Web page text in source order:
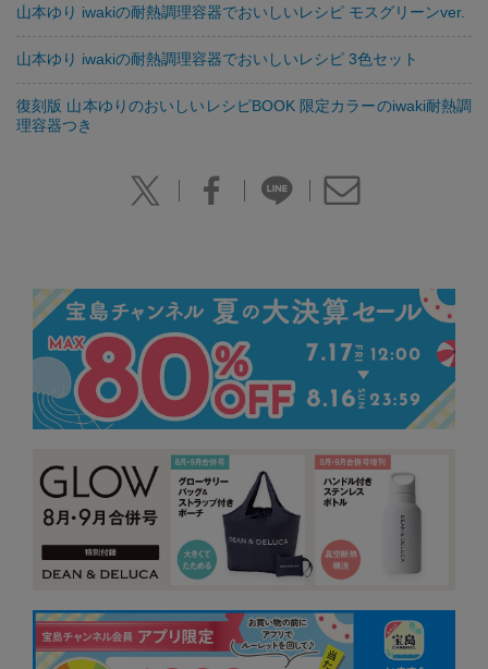
山本ゆり iwakiの耐熱調理容器でおいしいレシピ モスグリーンver.
山本ゆり iwakiの耐熱調理容器でおいしいレシピ 3色セット
復刻版 山本ゆりのおいしいレシピBOOK 限定カラーのiwaki耐熱調
理容器つき